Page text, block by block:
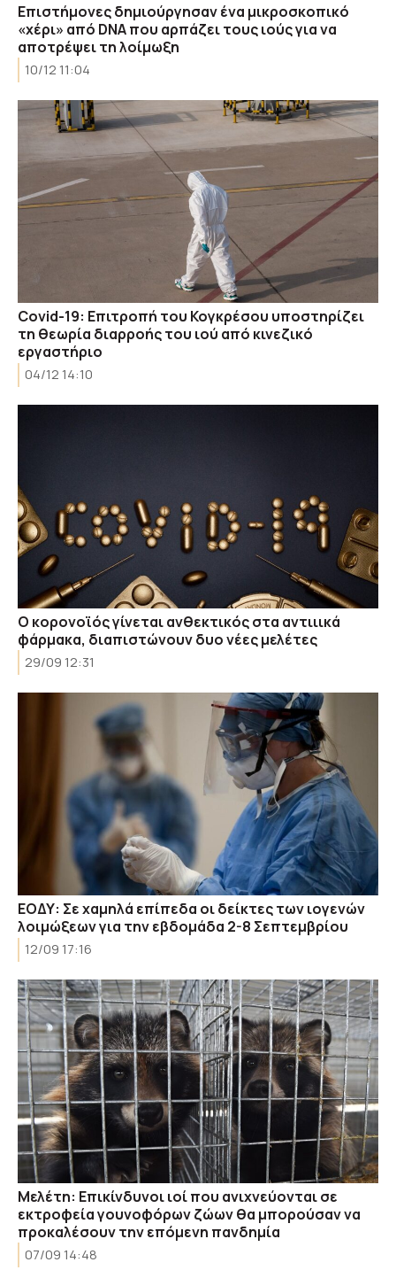
Επιστήμονες δημιούργησαν ένα μικροσκοπικό
«χέρι» από DNA που αρπάζει τους ιούς για να
αποτρέψει τη λοίμωξη
10/12 11:04
Covid-19: Επιτροπή του Κογκρέσου υποστηρίζει
τη θεωρία διαρροής του ιού από κινεζικό
εργαστήριο
04/12 14:10
Ο κορονοϊός γίνεται ανθεκτικός στα αντιιικά
φάρμακα, διαπιστώνουν δυο νέες μελέτες
29/09 12:31
ΕΟΔΥ: Σε χαμηλά επίπεδα οι δείκτες των ιογενών
λοιμώξεων για την εβδομάδα 2-8 Σεπτεμβρίου
12/09 17:16
Μελέτη: Επικίνδυνοι ιοί που ανιχνεύονται σε
εκτροφεία γουνοφόρων ζώων θα μπορούσαν να
προκαλέσουν την επόμενη πανδημία
07/09 14:48